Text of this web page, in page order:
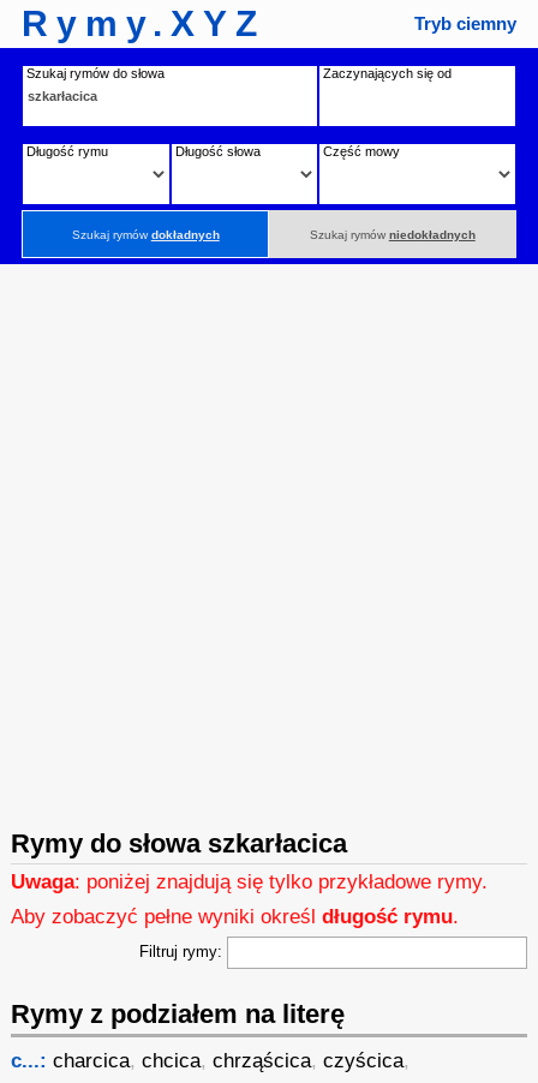
Rymy.XYZ Tryb ciemny
Szukaj rymów do słowa Zaczynających się od
Długość rymu Długość słowa Część mowy
Szukaj rymówdokładnych Szukaj rymów niedokładnych
Rymy do słowa szkarłacica
Uwaga: poniżej znajdują się tylko przykładowe rymy.
Aby zobaczyć pełne wyniki określdługość rymu.
Filtruj rymy:
Rymy z podziałem na literę
c...: charcica,chcica,chrząścica,czyścica,